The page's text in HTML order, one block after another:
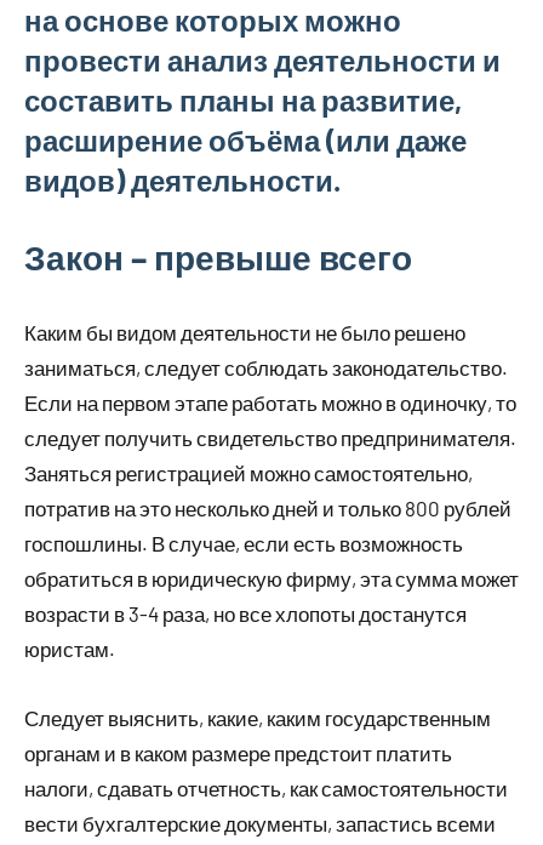
на основе которых можно
провести анализ деятельности и
составить планы на развитие,
расширение объёма (или даже
видов) деятельности.
Закон – превыше всего
Каким бы видом деятельности не было решено
заниматься, следует соблюдать законодательство.
Если на первом этапе работать можно в одиночку, то
следует получить свидетельство предпринимателя.
Заняться регистрацией можно самостоятельно,
потратив на это несколько дней и только 800 рублей
госпошлины. В случае, если есть возможность
обратиться в юридическую фирму, эта сумма может
возрасти в 3-4 раза, но все хлопоты достанутся
юристам.
Следует выяснить, какие, каким государственным
органам и в каком размере предстоит платить
налоги, сдавать отчетность, как самостоятельности
вести бухгалтерские документы, запастись всеми